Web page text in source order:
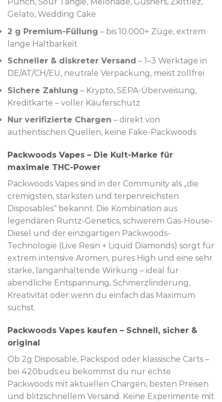
Gelato, Wedding Cake
2 g Premium-Füllung – bis 10.000+ Züge, extrem
lange Haltbarkeit
Schneller & diskreter Versand – 1–3 Werktage in
DE/AT/CH/EU, neutrale Verpackung, meist zollfrei
Sichere Zahlung – Krypto, SEPA-Überweisung,
Kreditkarte – voller Käuferschutz
Nur verifizierte Chargen – direkt von
authentischen Quellen, keine Fake-Packwoods
Packwoods Vapes – Die Kult-Marke für
maximale THC-Power
Packwoods Vapes sind in der Community als „die
cremigsten, stärksten und terpenreichsten
Disposables“ bekannt. Die Kombination aus
legendären Runtz-Genetics, schwerem Gas-House-
Diesel und der einzigartigen Packwoods-
Technologie (Live Resin + Liquid Diamonds) sorgt für
extrem intensive Aromen, pures High und eine sehr
starke, langanhaltende Wirkung – ideal für
abendliche Entspannung, Schmerzlinderung,
Kreativität oder wenn du einfach das Maximum
suchst.
Packwoods Vapes kaufen – Schnell, sicher &
original
Ob 2g Disposable, Packspod oder klassische Carts –
bei 420buds.eu bekommst du nur echte
Packwoods mit aktuellen Chargen, besten Preisen
und blitzschnellem Versand. Keine Experimente mit